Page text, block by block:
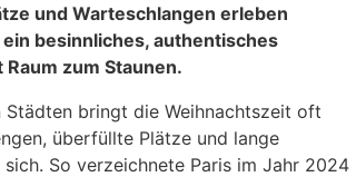
und Warteschlangen erleben
besinnliches, authentisches
zum Staunen.
Städten bringt die Weihnachtszeit oft
überfüllte Plätze und lange
So verzeichnete Paris im Jahr 2024